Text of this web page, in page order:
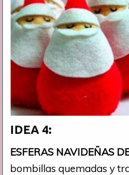
IDEA 4:
ESFERAS NAVIDEÑAS
bombillas quemadas y